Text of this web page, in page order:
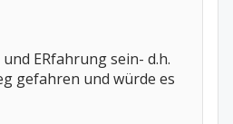
ERfahrung sein- d.h.
gefahren und würde es